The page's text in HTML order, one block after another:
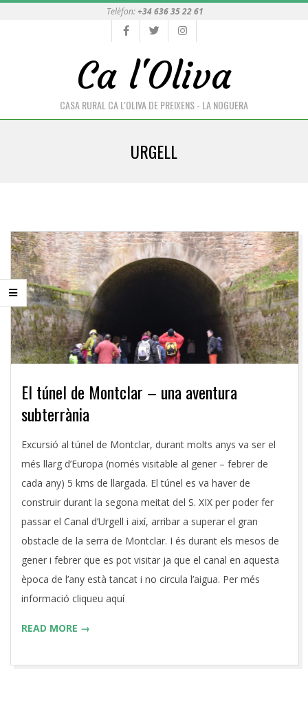
Telèfon:+34 636 35 22 61
Ca l'Oliva
CASA RURAL CA L'OLIVA DE PREIXENS - LA NOGUERA
URGELL
El túnel de Montclar – una aventura
subterrània
2016-
04-
13
Excursió al túnel de Montclar, durant molts anys va ser el
més llarg d’Europa (només visitable al gener – febrer de
cada any) 5 kms de llargada. El túnel es va haver de
construir durant la segona meitat del S. XIX per poder fer
passar el Canal d’Urgell i així, arribar a superar el gran
obstacle de la serra de Montclar. I és durant els mesos de
gener i febrer que es pot visitar ja que el canal en aquesta
època de l’any està tancat i no circula l’aigua. Per més
informació cliqueu aquí
READ MORE →